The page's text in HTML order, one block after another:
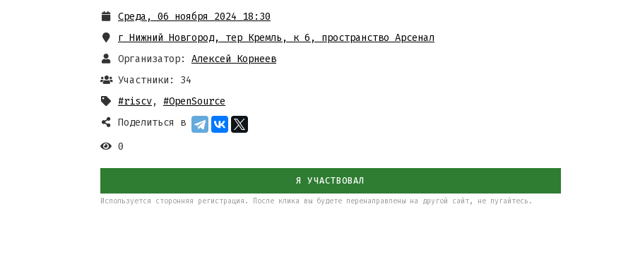
Среда, 06 ноября 2024 18:30
г Нижний Новгород, тер Кремль, к 6 , пространство Арсенал
Организатор:
Алексей Корнеев
Участники: 34
#riscv, #OpenSource
Поделиться в
0
Я УЧАСТВОВАЛ
Используется сторонняя регистрация. После клика вы будете перенаправлены на другой сайт, не пугайтесь.